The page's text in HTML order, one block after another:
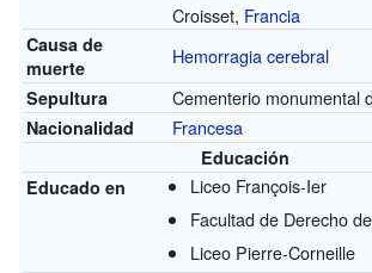
Croisset, Francia
Causa de
muerte
Hemorragia cerebral
Sepultura Cementerio monumental
Nacionalidad Francesa
Educación
Educado en
Liceo François-Ier
Facultad de Derecho
Liceo Pierre-Corneille